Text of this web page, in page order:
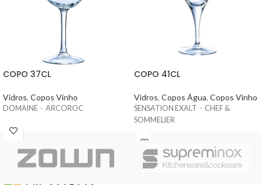
COPO 37CL
Vidros, Copos Vinho
DOMAINE - ARCOROC
COPO 41CL
Vidros, Copos Água, Copos Vinho
SENSATION EXALT - CHEF &
SOMMELIER